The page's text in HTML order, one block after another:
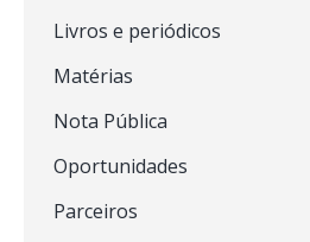
Livros e periódicos
Matérias
Nota Pública
Oportunidades
Parceiros